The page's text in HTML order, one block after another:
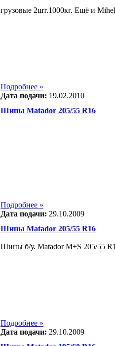
грузовые 2шт.1000кг. Ещё и
Подробнее »
Дата подачи: 19.02.2010
Шины Matador 205/55 R16
Подробнее »
Дата подачи: 29.10.2009
Шины Matador 205/55 R16
Шины б/у. Matador M+S 205/55
Подробнее »
Дата подачи: 29.10.2009